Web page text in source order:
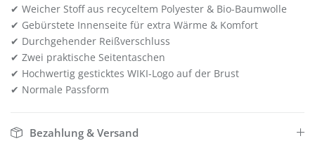
✔ Weicher Stoff aus recyceltem Polyester & Bio-Baumwolle
✔ Gebürstete Innenseite für extra Wärme & Komfort
✔ Durchgehender Reißverschluss
✔ Zwei praktische Seitentaschen
✔ Hochwertig gesticktes WIKI-Logo auf der Brust
✔ Normale Passform
Bezahlung & Versand